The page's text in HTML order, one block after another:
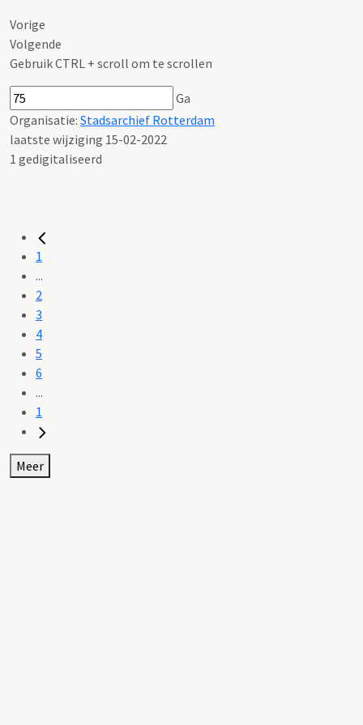
Vorige
Volgende
Gebruik CTRL + scroll om te scrollen
Ga
Organisatie: Stadsarchief Rotterdam
laatste wijziging 15-02-2022
1 gedigitaliseerd
1
...
2
3
4
5
6
...
1
Meer